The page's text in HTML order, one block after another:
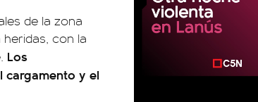
de la zona
con la
Los
cargamento y el